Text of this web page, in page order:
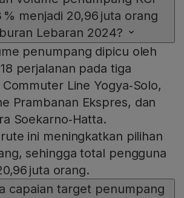
% menjadi 20,96 juta orang
Lebaran 2024?
penumpang dipicu oleh
perjalanan pada tiga
Line Yogya‑Solo,
Prambanan Ekspres, dan
Soekarno‑Hatta.
ini meningkatkan pilihan
sehingga total pengguna
juta orang.
capaian target penumpang